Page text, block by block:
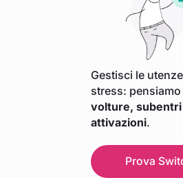
Gestisci le
stress: pensiamo
volture,
attivazioni.
Prova